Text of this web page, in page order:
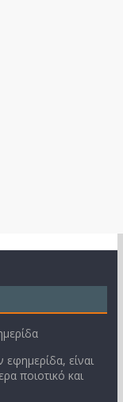
είναι
ποιοτικό και